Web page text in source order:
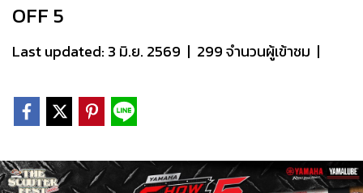
OFF 5
Last updated: 3 มิ.ย. 2569 | 299 จำนวนผู้เข้าชม |